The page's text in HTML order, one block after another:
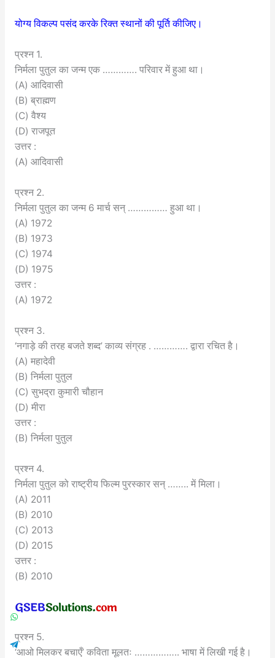
योग्य विकल्प पसंद करके रिक्त स्थानों की पूर्ति कीजिए।
प्रश्न 1.
निर्मला पुतुल का जन्म एक …………. परिवार में हुआ था।
(A) आदिवासी
(B) ब्राह्मण
(C) वैश्य
(D) राजपूत
उत्तर :
(A) आदिवासी
प्रश्न 2.
निर्मला पुतुल का जन्म 6 मार्च सन् …………… हुआ था।
(A) 1972
(B) 1973
(C) 1974
(D) 1975
उत्तर :
(A) 1972
प्रश्न 3.
‘नगाड़े की तरह बजते शब्द’ काव्य संग्रह . …………. द्वारा रचित है।
(A) महादेवी
(B) निर्मला पुतुल
(C) सुभद्रा कुमारी चौहान
(D) मीरा
उत्तर :
(B) निर्मला पुतुल
प्रश्न 4.
निर्मला पुतुल को राष्ट्रीय फिल्म पुरस्कार सन् …….. में मिला।
(A) 2011
(B) 2010
(C) 2013
(D) 2015
उत्तर :
(B) 2010
प्रश्न 5.
‘आओ मिलकर बचाएँ’ कविता मूलतः …………….. भाषा में लिखी गई है।